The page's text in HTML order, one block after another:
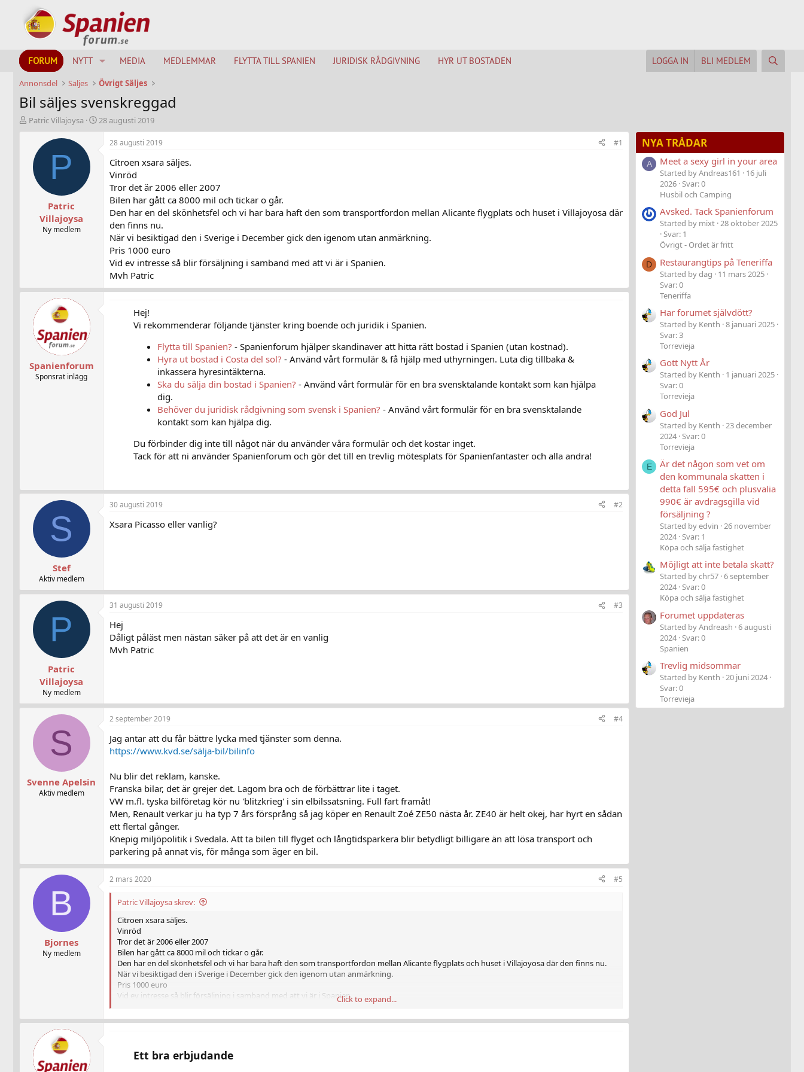
FORUM NYTT MEDIA MEDLEMMAR FLYTTA TILL SPANIEN JURIDISK RÅDGIVNING HYR UT BOSTADEN LOGGA IN BLI MEDLEM
Annonsdel Säljes Övrigt Säljes
Bil säljes svenskreggad
T
h
Patric Villajoysa
S
t
28 augusti 2019
P
Patric
Villajoysa
Ny medlem
28 augusti 2019 #1
Citroen xsara säljes.
Vinröd
Tror det är 2006 eller 2007
Bilen har gått ca 8000 mil och tickar o går.
Den har en del skönhetsfel och vi har bara haft den som transportfordon mellan Alicante flygplats och huset i Villajoyosa där
den finns nu.
När vi besiktigad den i Sverige i December gick den igenom utan anmärkning.
Pris 1000 euro
Vid ev intresse så blir försäljning i samband med att vi är i Spanien.
Mvh Patric
Spanienforum
Sponsrat inlägg
Hej!
Vi rekommenderar följande tjänster kring boende och juridik i Spanien.
Flytta till Spanien? - Spanienforum hjälper skandinaver att hitta rätt bostad i Spanien (utan kostnad).
Hyra ut bostad i Costa del sol? - Använd vårt formulär & få hjälp med uthyrningen. Luta dig tillbaka &
inkassera hyresintäkterna.
Ska du sälja din bostad i Spanien? - Använd vårt formulär för en bra svensktalande kontakt som kan hjälpa
dig.
Behöver du juridisk rådgivning som svensk i Spanien? - Använd vårt formulär för en bra svensktalande
kontakt som kan hjälpa dig.
Du förbinder dig inte till något när du använder våra formulär och det kostar inget.
Tack för att ni använder Spanienforum och gör det till en trevlig mötesplats för Spanienfantaster och alla andra!
S
Stef
Aktiv medlem
30 augusti 2019 #2
Xsara Picasso eller vanlig?
P
Patric
Villajoysa
Ny medlem
31 augusti 2019 #3
Hej
Dåligt påläst men nästan säker på att det är en vanlig
Mvh Patric
S
Svenne Apelsin
Aktiv medlem
2 september 2019 #4
Jag antar att du får bättre lycka med tjänster som denna.
https://www.kvd.se/sälja-bil/bilinfo
Nu blir det reklam, kanske.
Franska bilar, det är grejer det. Lagom bra och de förbättrar lite i taget.
VW m.fl. tyska bilföretag kör nu 'blitzkrieg' i sin elbilssatsning. Full fart framåt!
Men, Renault verkar ju ha typ 7 års försprång så jag köper en Renault Zoé ZE50 nästa år. ZE40 är helt okej, har hyrt en sådan
ett flertal gånger.
Knepig miljöpolitik i Svedala. Att ta bilen till flyget och långtidsparkera blir betydligt billigare än att lösa transport och
parkering på annat vis, för många som äger en bil.
B
Bjornes
Ny medlem
2 mars 2020 #5
Patric Villajoysa skrev:
Citroen xsara säljes.
Vinröd
Tror det är 2006 eller 2007
Bilen har gått ca 8000 mil och tickar o går.
Den har en del skönhetsfel och vi har bara haft den som transportfordon mellan Alicante flygplats och huset i Villajoyosa där den finns nu.
När vi besiktigad den i Sverige i December gick den igenom utan anmärkning.
Pris 1000 euro
Vid ev intresse så blir försäljning i samband med att vi är i Spanien.Click to expand...
Ett bra erbjudande
NYA TRÅDAR
A Meet a sexy girl in your area
Started by Andreas161
16 juli
2026 Svar: 0
Husbil och Camping
Avsked. Tack Spanienforum
Started by mixt 28 oktober 2025
Svar: 1
Övrigt - Ordet är fritt
D Restaurangtips på Teneriffa
Started by dag
11 mars 2025
Svar: 0
Teneriffa
Har forumet självdött?
Started by Kenth 8 januari 2025
Svar: 3
Torrevieja
Gott Nytt År
Started by Kenth
1 januari 2025
Svar: 0
Torrevieja
God Jul
Started by Kenth 23 december
2024 Svar: 0
Torrevieja
E
Är det någon som vet om
den kommunala skatten i
detta fall 595€ och plusvalia
990€ är avdragsgilla vid
försäljning ?
Started by edvin 26 november
2024 Svar: 1
Köpa och sälja fastighet
Möjligt att inte betala skatt?
Started by chr57 6 september
2024 Svar: 0
Köpa och sälja fastighet
Forumet uppdateras
Started by Andreash 6 augusti
2024 Svar: 0
Spanien
Trevlig midsommar
Started by Kenth 20 juni 2024
Svar: 0
Torrevieja